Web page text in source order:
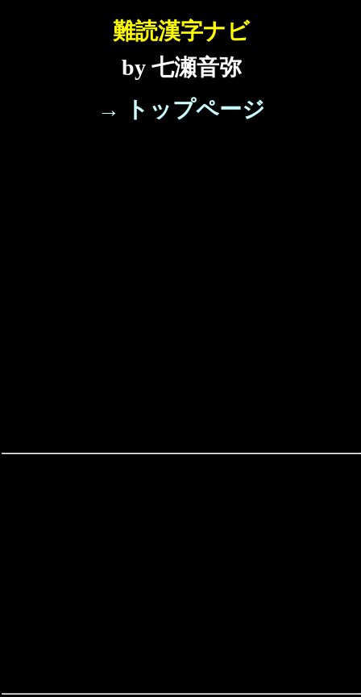
難読漢字ナビ
by 七瀬音弥
→ トップページ